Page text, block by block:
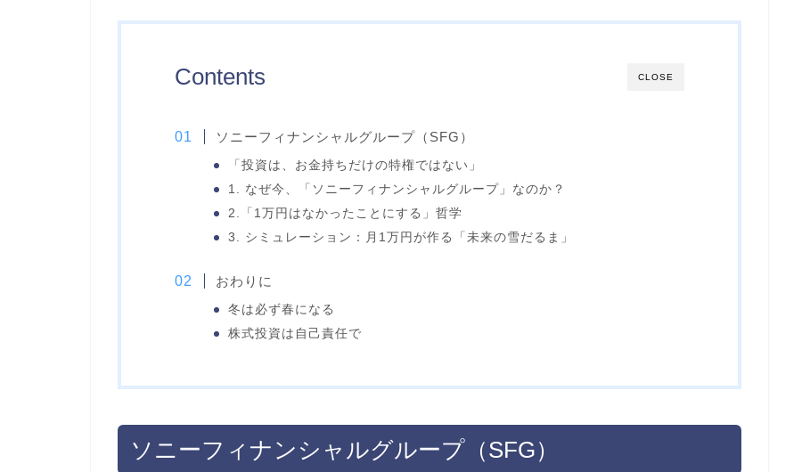
CLOSE
Contents
ソニーフィナンシャルグループ（SFG）
「投資は、お金持ちだけの特権ではない」
1. なぜ今、「ソニーフィナンシャルグループ」なのか？
2.「1万円はなかったことにする」哲学
3. シミュレーション：月1万円が作る「未来の雪だるま」
おわりに
冬は必ず春になる
株式投資は自己責任で
ソニーフィナンシャルグループ（SFG）